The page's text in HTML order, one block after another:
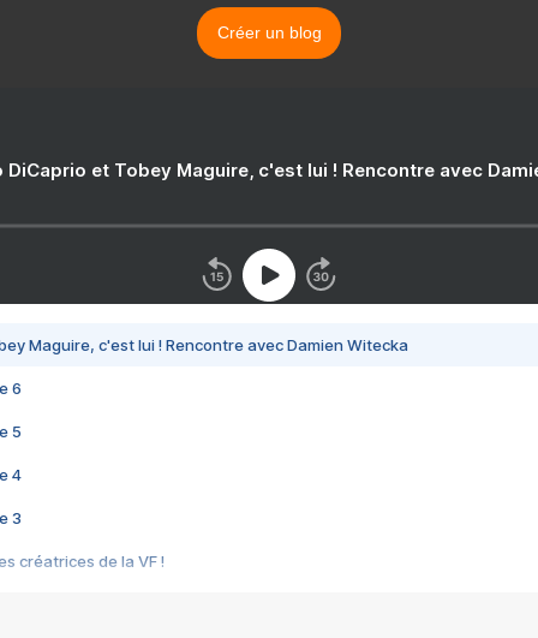
Créer un blog
DiCaprio et Tobey Maguire, c'est lui ! Rencontre avec
Maguire, c'est lui ! Rencontre avec Damien Witecka
6
5
4
3
créatrices de la VF !